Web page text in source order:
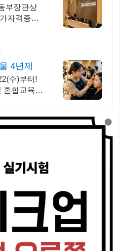
부장관상
자격증
4년제
수)부터!
혼합교육